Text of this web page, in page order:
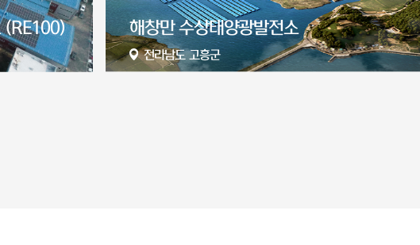
서산 65MW 태양광 발전소
충청남도 서산시